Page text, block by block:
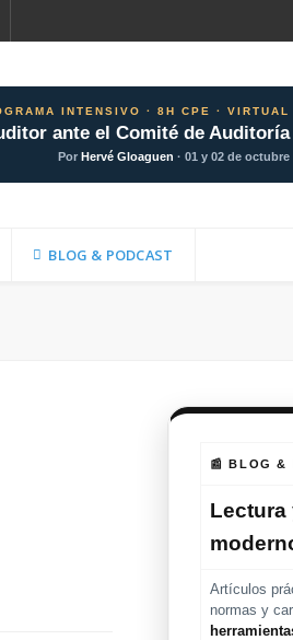
INTENSIVO · 8H CPE · VIRTUAL
ante el Comité de Auditoría
PorHervé Gloaguen · 01 y 02 de octubre
BLOG & PODCAST
📰 BLOG &
Lectura
Artículos
normas y